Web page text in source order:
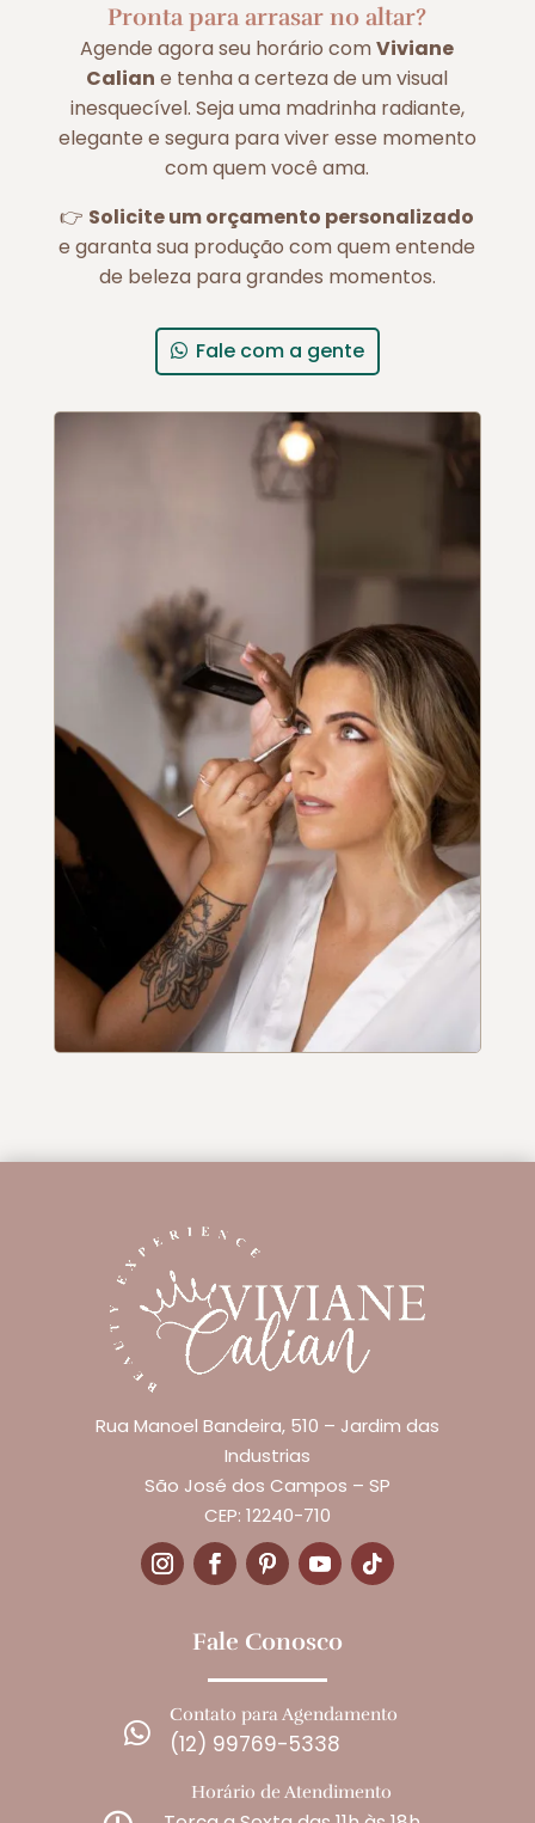
Pronta para arrasar no altar?
Agende agora seu horário comViviane
Calian e tenha a certeza de um visual
inesquecível. Seja uma madrinha radiante,
elegante e segura para viver esse momento
com quem você ama.
👉 Solicite um orçamento personalizado
e garanta sua produção com quem entende
de beleza para grandes momentos.
Fale com a gente
Rua Manoel Bandeira, 510 – Jardim das
Industrias
São José dos Campos – SP
CEP: 12240-710
Fale Conosco

Contato para Agendamento
(12) 99769-5338
Horário de Atendimento